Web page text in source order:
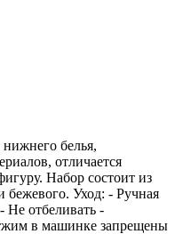
белья,
отличается
Набор состоит из
бежевого. Уход: - Ручная
Не отбеливать -
в машинке запрещены